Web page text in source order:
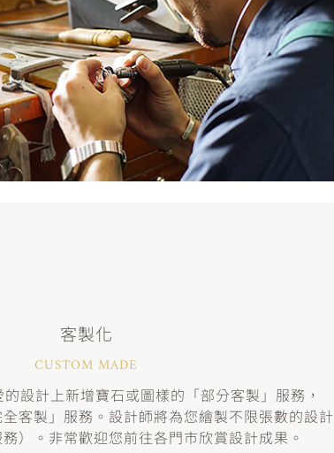
客製化
CUSTOM MADE
設計上新增寶石或圖樣的「部分客製」服務，
客製」服務。設計師將為您繪製不限張數的設計
）。非常歡迎您前往各門市欣賞設計成果。